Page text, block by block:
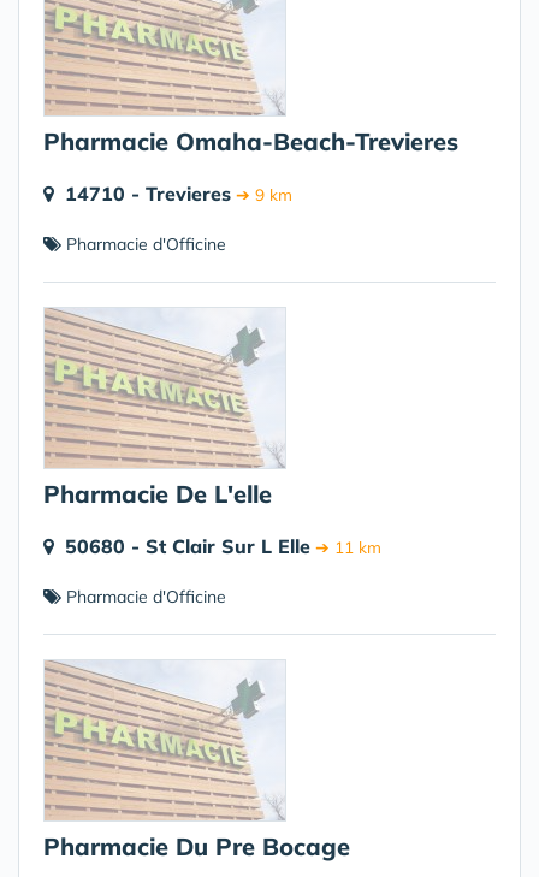
Pharmacie Omaha-Beach-Trevieres
14710 - Trevieres ➔ 9 km
Pharmacie d'Officine
Pharmacie De L'elle
50680 - St Clair Sur L Elle ➔ 11 km
Pharmacie d'Officine
Pharmacie Du Pre Bocage